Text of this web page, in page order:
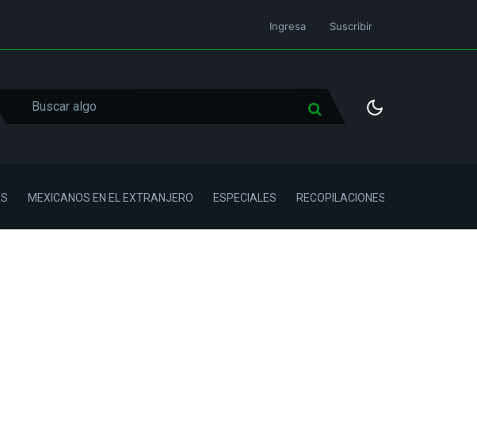
Ingresa Suscribir
MEXICANOS EN EL EXTRANJERO ESPECIALES RECOPILACIONES